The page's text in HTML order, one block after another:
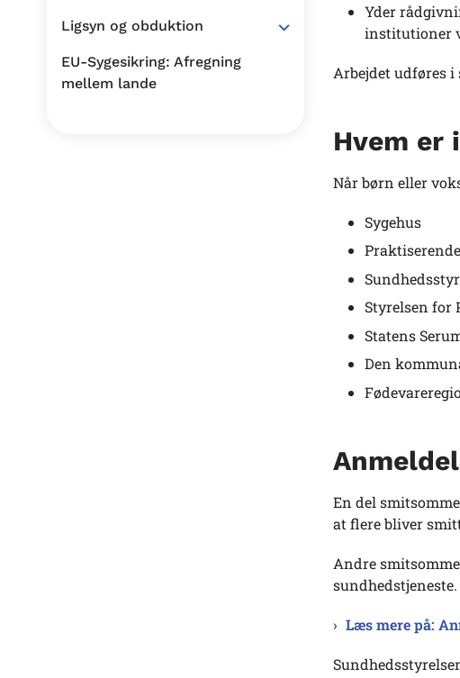
Ligsyn og obduktion
EU-Sygesikring: Afregning
mellem lande
Yder
institutioner
Arbejdet udføres i
Hvem er
Når børn eller
Sygehus
Styrelsen for
Statens
Den
En del
at flere bliver
Andre
sundhedstjeneste.
Læs mere på: